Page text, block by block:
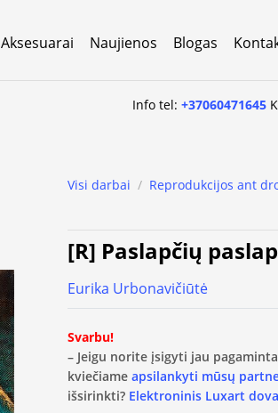
Aksesuarai Naujienos Blogas
Info tel:+37060471645
Visi darbai / Reprodukcijos ant
[R] Paslapčių
Eurika Urbonavičiūtė
Svarbu!
– Jeigu norite įsigyti jau
kviečiame apsilankyti mūsų
išsirinkti? Elektroninis Luxart